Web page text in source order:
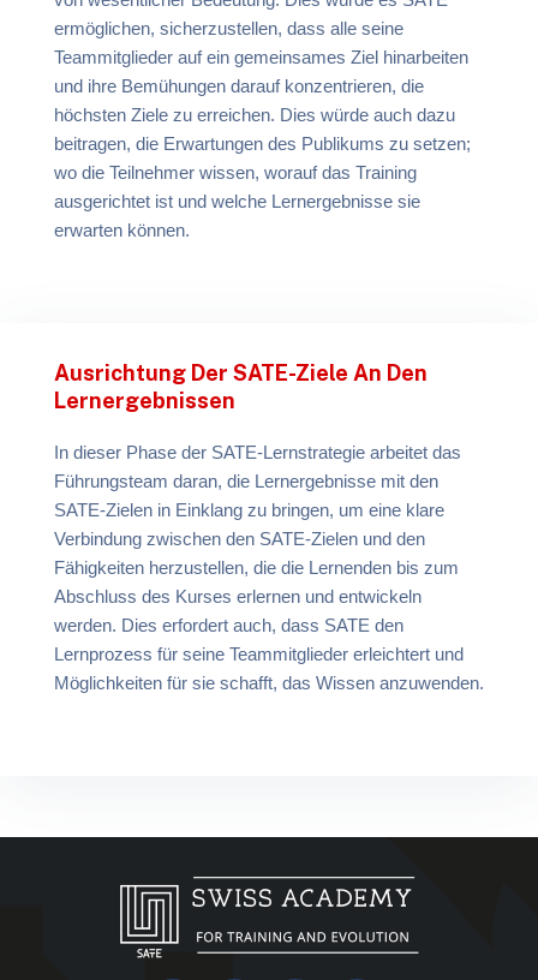
ermöglichen, sicherzustellen, dass alle seine
Teammitglieder auf ein gemeinsames Ziel hinarbeiten
und ihre Bemühungen darauf konzentrieren, die
höchsten Ziele zu erreichen. Dies würde auch dazu
beitragen, die Erwartungen des Publikums zu setzen;
wo die Teilnehmer wissen, worauf das Training
ausgerichtet ist und welche Lernergebnisse sie
erwarten können.
Ausrichtung Der SATE-Ziele An Den
Lernergebnissen
In dieser Phase der SATE-Lernstrategie arbeitet das
Führungsteam daran, die Lernergebnisse mit den
SATE-Zielen in Einklang zu bringen, um eine klare
Verbindung zwischen den SATE-Zielen und den
Fähigkeiten herzustellen, die die Lernenden bis zum
Abschluss des Kurses erlernen und entwickeln
werden. Dies erfordert auch, dass SATE den
Lernprozess für seine Teammitglieder erleichtert und
Möglichkeiten für sie schafft, das Wissen anzuwenden.